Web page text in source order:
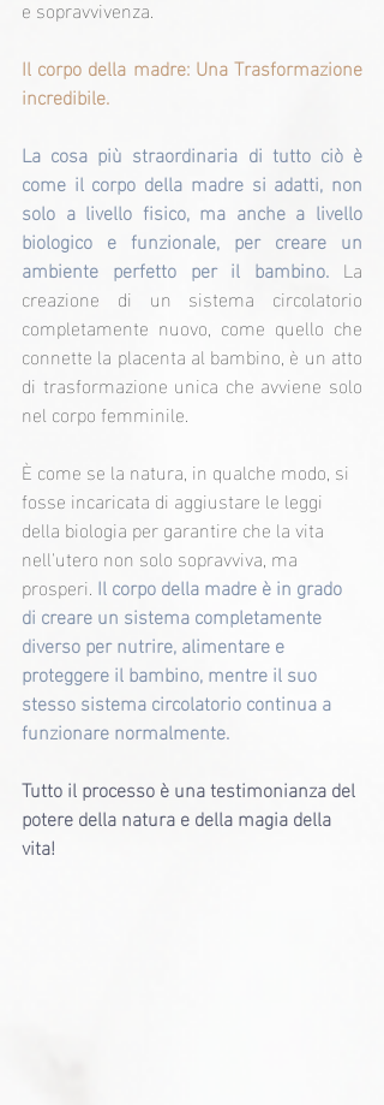
e sopravvivenza.
Il corpo della madre: Una Trasformazione
incredibile.
La cosa più straordinaria di tutto ciò è
come il corpo della madre si adatti, non
solo a livello fisico, ma anche a livello
biologico e funzionale, per creare un
ambiente perfetto per il bambino. La
creazione di un sistema circolatorio
completamente nuovo, come quello che
connette la placenta al bambino, è un atto
di trasformazione unica che avviene solo
nel corpo femminile.
È come se la natura, in qualche modo, si
fosse incaricata di aggiustare le leggi
della biologia per garantire che la vita
nell'utero non solo sopravviva, ma
prosperi. Il corpo della madre è in grado
di creare un sistema completamente
diverso per nutrire, alimentare e
proteggere il bambino, mentre il suo
stesso sistema circolatorio continua a
funzionare normalmente.
Tutto il processo è una testimonianza del
potere della natura e della magia della
vita!